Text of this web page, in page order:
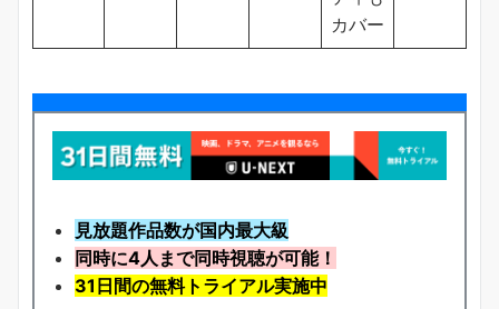
カバー
見放題作品数が国内最大級
同時に4人まで同時視聴が可能！
31日間の無料トライアル実施中